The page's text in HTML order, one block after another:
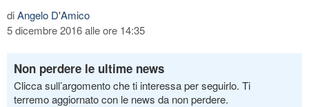
diAngelo D'Amico
5 dicembre 2016 alle ore 14:35
Non perdere le ultime news
Clicca sull’argomento che ti interessa per seguirlo. Ti
terremo aggiornato con le news da non perdere.